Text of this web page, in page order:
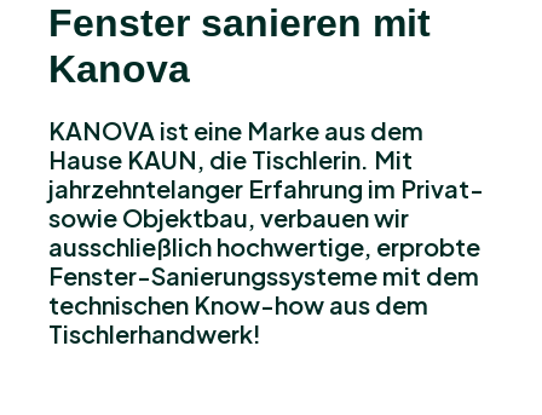
Fenster sanieren mit
Kanova
KANOVA ist eine Marke aus dem
Hause KAUN, die Tischlerin. Mit
jahrzehntelanger Erfahrung im Privat-
sowie Objektbau, verbauen wir
ausschließlich hochwertige, erprobte
Fenster-Sanierungssysteme mit dem
technischen Know-how aus dem
Tischlerhandwerk!